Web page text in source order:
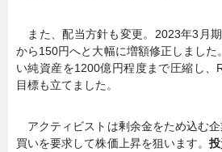
また、配当方針も変更。2023年3月
から150円へと大幅に増額修正しまし
い純資産を1200億円程度まで圧縮し、
目標も立てました。
アクティビストは剰余金をため込む
買いを要求して株価上昇を狙います。